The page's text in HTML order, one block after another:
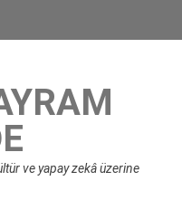
ve yapay zekâ üzerine